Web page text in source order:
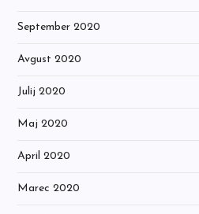
September 2020
Avgust 2020
Julij 2020
Maj 2020
April 2020
Marec 2020